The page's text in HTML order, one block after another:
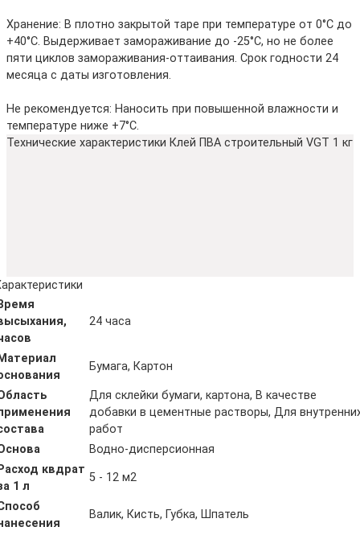
Хранение: В плотно закрытой таре при температуре от 0°С до
+40°С. Выдерживает замораживание до -25°С, но не более
пяти циклов замораживания-оттаивания. Срок годности 24
месяца с даты изготовления.
Не рекомендуется: Наносить при повышенной влажности и
температуре ниже +7°С.
Технические характеристики Клей ПВА строительный VGT 1 кг
24 часа
Бумага, Картон
Для склейки бумаги, картона, В качестве
добавки в цементные растворы, Для
работ
Водно-дисперсионная
квдрат
1 л
5 - 12 м2
Валик, Кисть, Губка, Шпатель